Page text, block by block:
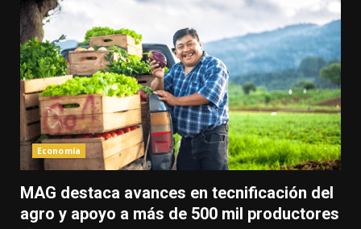
Economía
MAG destaca avances en tecnificación del
agro y apoyo a más de 500 mil productores